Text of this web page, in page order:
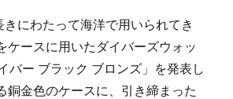
オ
ロ
ラ
を
にわたって海洋で用いられてき
ケースに用いたダイバーズウォッ
バー ブラック ブロンズ」を発表し
銅金色のケースに、引き締まった